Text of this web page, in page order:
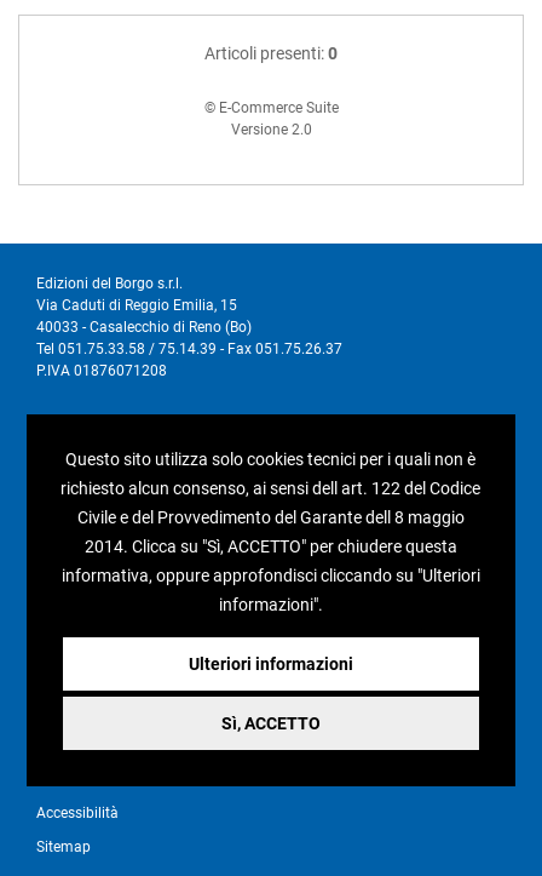
Articoli presenti:0
© E-Commerce Suite
Versione 2.0
Edizioni del Borgo s.r.l.
Via Caduti di Reggio Emilia, 15
40033 - Casalecchio di Reno (Bo)
Tel 051.75.33.58 / 75.14.39 - Fax 051.75.26.37
P.IVA 01876071208
Condizioni generali di vendita
Resi e rimborsi
Accessibilità
Sitemap
Questo sito utilizza solo cookies tecnici per i quali non è
richiesto alcun consenso, ai sensi dell art. 122 del Codice
Civile e del Provvedimento del Garante dell 8 maggio
2014. Clicca su "Sì, ACCETTO" per chiudere questa
informativa, oppure approfondisci cliccando su "Ulteriori
informazioni".
Ulteriori informazioni
Sì, ACCETTO